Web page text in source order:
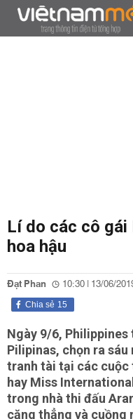
Lí do các cô gái
hoa hậu
Đạt Phan 10:30 | 13/06/
15
Chia sẻ
Ngày 9/6, Philippines
Pilipinas, chọn ra
tranh tài tại các cuộc
hay Miss
trong nhà thi đấu
căng thẳng và cuồng